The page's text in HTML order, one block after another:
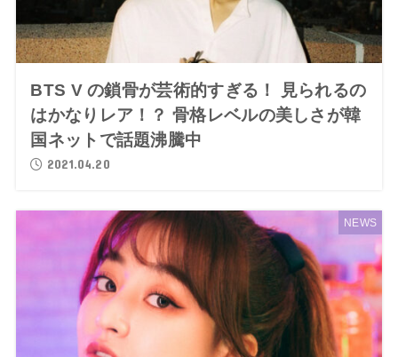
BTS V の鎖骨が芸術的すぎる！ 見られるの
はかなりレア！？ 骨格レベルの美しさが韓
国ネットで話題沸騰中
2021.04.20
NEWS